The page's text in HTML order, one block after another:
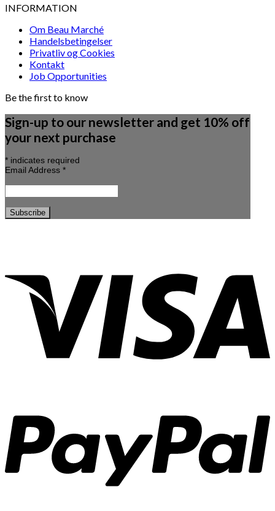
INFORMATION
Om Beau Marché
Handelsbetingelser
Privatliv og Cookies
Kontakt
Job Opportunities
Be the first to know
Sign-up to our newsletter and get 10% off
your next purchase
* indicates required
Email Address *